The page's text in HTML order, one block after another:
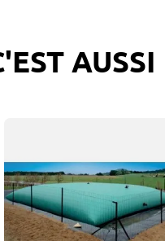
AUSSI